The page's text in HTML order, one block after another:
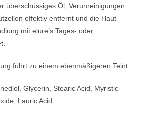
überschüssiges Öl, Verunreinigungen
effektiv entfernt und die Haut
mit elure’sTages- oder
führt zu einem ebenmäßigeren Teint.
Glycerin, Stearic Acid, Myristic
Lauric Acid